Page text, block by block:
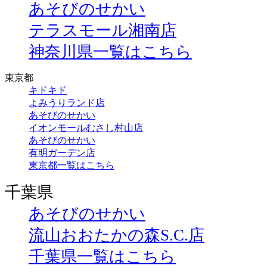
あそびのせかい
テラスモール湘南店
神奈川県一覧はこちら
東京都
キドキド
よみうりランド店
あそびのせかい
イオンモールむさし村山店
あそびのせかい
有明ガーデン店
東京都一覧はこちら
千葉県
あそびのせかい
流山おおたかの森S.C.店
千葉県一覧はこちら